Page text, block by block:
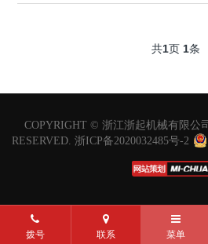
拨号 联系 菜单
共1页 1条
COPYRIGHT © 浙江浙起机械有限公
RESERVED. 浙ICP备2020032485号-2